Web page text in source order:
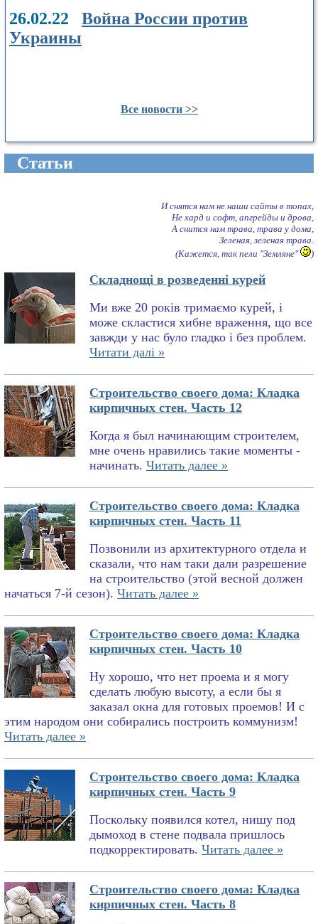
26.02.22 Война России против
Украины
Все новости >>
Cтатьи
И снятся нам не наши сайты в топах,
Не хард и софт, апгрейды и дрова,
А снится нам трава, трава у дома,
Зеленая, зеленая трава.
(Кажется, так пели "Земляне"
)
Складнощі в розведенні курей
Ми вже 20 років тримаємо курей, і
може скластися хибне враження, що все
завжди у нас було гладко і без проблем.
Читати далі »
Строительство своего дома: Кладка
кирпичных стен. Часть 12
Когда я был начинающим строителем,
мне очень нравились такие моменты -
начинать. Читать далее »
Строительство своего дома: Кладка
кирпичных стен. Часть 11
Позвонили из архитектурного отдела и
сказали, что нам таки дали разрешение
на строительство (этой весной должен
начаться 7-й сезон). Читать далее »
Строительство своего дома: Кладка
кирпичных стен. Часть 10
Ну хорошо, что нет проема и я могу
сделать любую высоту, а если бы я
заказал окна для готовых проемов! И с
этим народом они собирались построить коммунизм!
Читать далее »
Строительство своего дома: Кладка
кирпичных стен. Часть 9
Поскольку появился котел, нишу под
дымоход в стене подвала пришлось
подкорректировать. Читать далее »
Строительство своего дома: Кладка
кирпичных стен. Часть 8